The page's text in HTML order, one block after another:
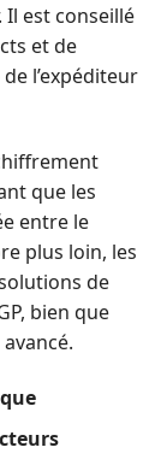
est conseillé
et de
l’expéditeur
que les
entre le
plus loin, les
de
bien que